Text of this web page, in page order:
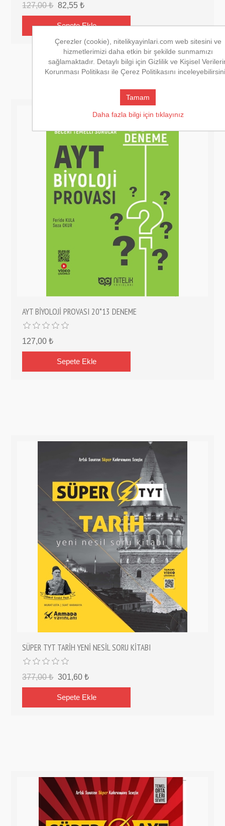
127,00 ₺ 82,55 ₺
AYT BİYOLOJİ PROVASI 20*13 DENEME
127,00 ₺
SÜPER TYT TARİH YENİ NESİL SORU KİTABI
377,00 ₺ 301,60 ₺
Çerezler (cookie), nitelikyayinlari.com web sitesini ve
hizmetlerimizi daha etkin bir şekilde sunmamızı
sağlamaktadır. Detaylı bilgi için Gizlilik ve Kişisel
Korunması Politikası ile Çerez Politikasını
Tamam
Daha fazla bilgi için tıklayınız